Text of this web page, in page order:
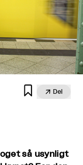
  Del
så usynligt